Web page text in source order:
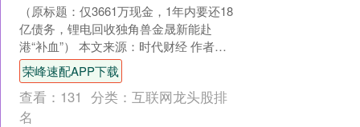
（原标题：仅3661万现金，1年内要还18
亿债务，锂电回收独角兽金晟新能赴
港“补血”） 本文来源：时代财经 作者：
周立 时隔8月，再度冲击港交所！ 9月3
日，全....
荣峰速配APP下载
查看： 131 分类： 互联网龙头股排
名